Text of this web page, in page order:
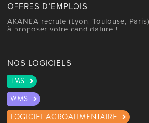
OFFRES D’EMPLOIS
AKANEA recrute (Lyon, Toulouse,
à proposer votre candidature !
NOS LOGICIELS
TMS
WMS
LOGICIEL AGROALIMENTAIRE